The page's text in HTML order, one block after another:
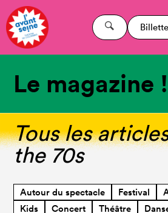
Le magazine !
Tous les
the 70s
Autour du spectacle Festival
Kids
Concert Théâtre